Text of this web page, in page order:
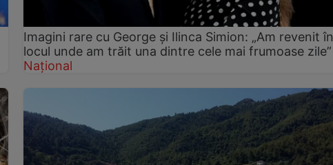
Imagini rare cu George și Ilinca Simion: „Am revenit în
locul unde am trăit una dintre cele mai frumoase zile”
Național